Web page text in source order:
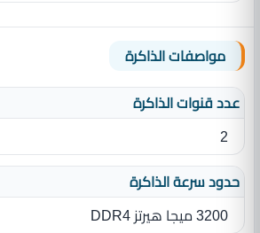
مواصفات الذاكرة
عدد قنوات الذاكرة
2
حدود سرعة الذاكرة
3200 ميجا هيرتز DDR4